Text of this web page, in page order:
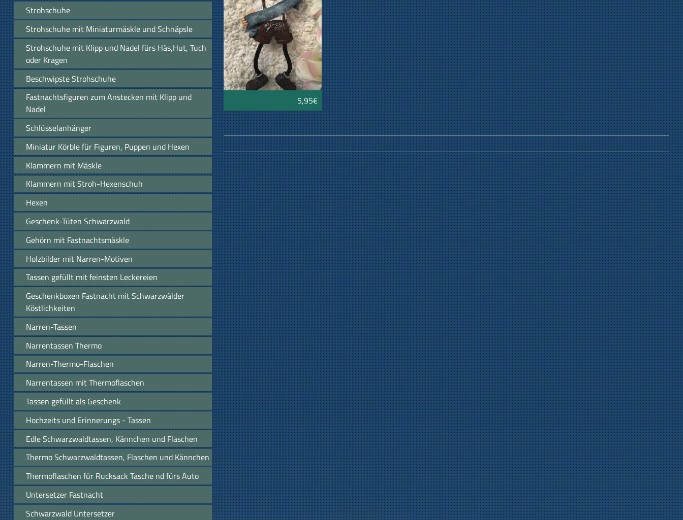
Strohschuhe
Strohschuhe mit Miniaturmäskle und Schnäpsle
Strohschuhe mit Klipp und Nadel fürs Häs,Hut, Tuch
oder Kragen
Beschwipste Strohschuhe
Fastnachtsfiguren zum Anstecken mit Klipp und
Nadel
Schlüsselanhänger
Miniatur Körble für Figuren, Puppen und Hexen
Klammern mit Mäskle
Klammern mit Stroh-Hexenschuh
Hexen
Geschenk-Tüten Schwarzwald
Gehörn mit Fastnachtsmäskle
Holzbilder mit Narren-Motiven
Tassen gefüllt mit feinsten Leckereien
Geschenkboxen Fastnacht mit Schwarzwälder
Köstlichkeiten
Narren-Tassen
Narrentassen Thermo
Narren-Thermo-Flaschen
Narrentassen mit Thermoflaschen
Tassen gefüllt als Geschenk
Hochzeits und Erinnerungs - Tassen
Edle Schwarzwaldtassen, Kännchen und Flaschen
Thermo Schwarzwaldtassen, Flaschen und Kännchen
Thermoflaschen für Rucksack Tasche nd fürs Auto
Untersetzer Fastnacht
Schwarzwald Untersetzer
5,95€